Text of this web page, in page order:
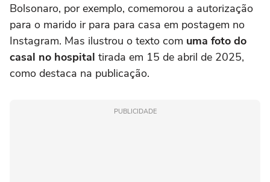
Bolsonaro, por exemplo, comemorou a autorização
para o marido ir para para casa em postagem no
Instagram. Mas ilustrou o texto com uma foto do
casal no hospital tirada em 15 de abril de 2025,
como destaca na publicação.
PUBLICIDADE